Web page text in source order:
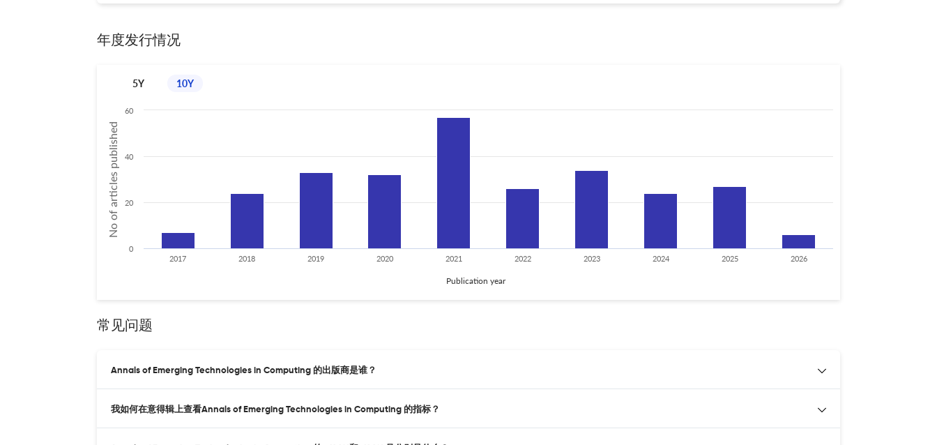
年度发行情况
5Y 10Y
No of articles published
Publication year
2017 2018 2019 2020 2021 2022 2023 2024 2025 2026
0
20
40
60
常见问题
Annals of Emerging Technologies in Computing 的出版商是谁？
我如何在意得辑上查看Annals of Emerging Technologies in Computing 的指标？